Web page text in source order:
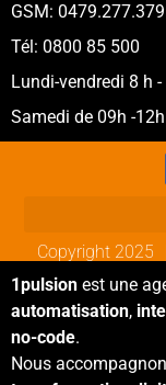
GSM: 0479.277.379
Tél: 0800 85 500
Lundi-vendredi 8 h -
Samedi de 09h -12h
Copyright 2025
1pulsion est une
automatisation,
no-code.
Nous